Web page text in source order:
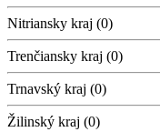
Nitriansky kraj (0)
Trenčiansky kraj (0)
Trnavský kraj (0)
Žilinský kraj (0)